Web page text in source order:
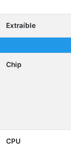
Extraíble
Chip
CPU